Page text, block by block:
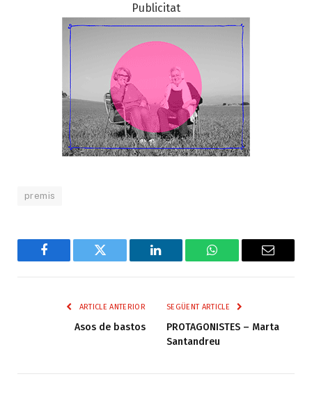
Publicitat
premis
Facebook Twitter LinkedIn WhatsAppEmail
ARTICLE ANTERIOR
Asos de bastos
SEGÜENT ARTICLE
PROTAGONISTES – Marta
Santandreu